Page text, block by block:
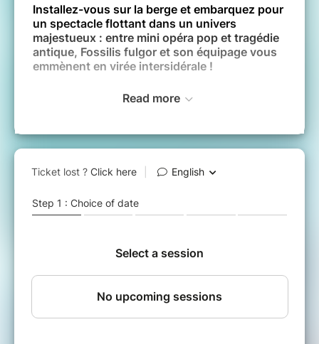
Installez-vous sur la berge et embarquez pour
un spectacle flottant dans un univers
majestueux : entre mini opéra pop et tragédie
antique, Fossilis fulgor et son équipage vous
emmènent en virée intersidérale !
Base Nautique de Bernouët à Saint-
Cette tournée est autofinancée, elle existe
Prix conseillé 12€ / Prix de soutien 18€
Vous pouvez donner plus pour soutenir le
Vous pouvez donner moins si vous avez un
Read more